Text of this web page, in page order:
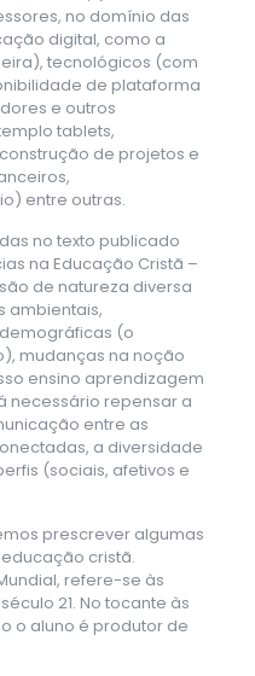
no domínio das
digital, como a
tecnológicos (com
de plataforma
e outros
tablets,
de projetos e
entre outras.
no texto publicado
na Educação Cristã –
de natureza diversa
ambientais,
(o
mudanças na noção
ensino aprendizagem
necessário repensar a
entre as
a diversidade
(sociais, afetivos e
prescrever algumas
cristã.
refere-se às
21. No tocante às
o aluno é produtor de